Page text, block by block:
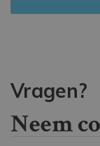
Vragen?
Neem